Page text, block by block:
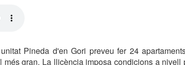
Pineda d'en Gori preveu fer 24
més gran. La llicència imposa condicions a nivell